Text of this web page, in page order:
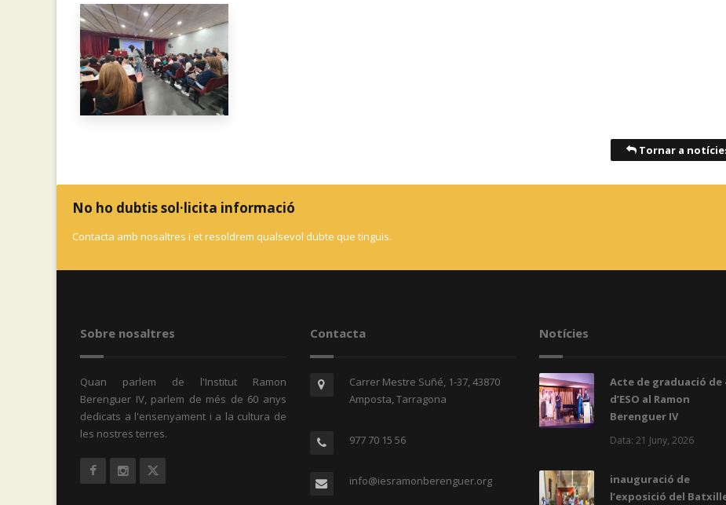
Tornar a
No ho dubtis sol·licita informació
Contacta amb nosaltres i et resoldrem qualsevol dubte que tinguis.
Sobre nosaltres
Quan parlem de l'Institut Ramon
Berenguer IV, parlem de més de 60 anys
dedicats a l'ensenyament i a la cultura de
les nostres terres.
Contacta
Carrer Mestre Suñé, 1-37, 43870
Amposta, Tarragona
977 70 15 56
info@iesramonberenguer.org
Notícies
Acte de graduació de
d’ESO al Ramon
Berenguer IV
Data: 21 Juny, 2026
inauguració de
l’exposició del